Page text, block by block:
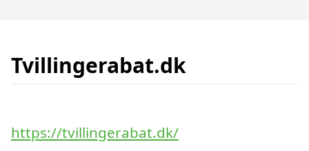
Tvillingerabat.dk
https://tvillingerabat.dk/